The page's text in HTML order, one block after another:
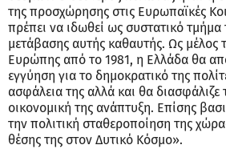
της προσχώρησης στις Ευρωπαϊκές
πρέπει να ιδωθεί ως συστατικό τμήμα
μετάβασης αυτής καθαυτής. Ως μέλος
Ευρώπης από το 1981, η Ελλάδα θα
εγγύηση για το δημοκρατικό της
ασφάλεια της αλλά και θα διασφάλιζε
οικονομική της ανάπτυξη. Επίσης
την πολιτική σταθεροποίηση της
θέσης της στον Δυτικό Κόσμο».